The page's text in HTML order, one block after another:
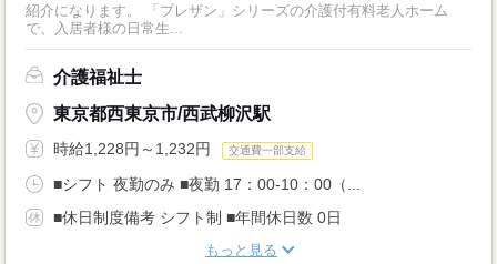
紹介になります。 「プレザン」シリーズの介護付有料老人ホーム
で、入居者様の日常生...
介護福祉士
東京都西東京市/西武柳沢駅
時給1,228円～1,232円 交通費一部支給
■シフト 夜勤のみ ■夜勤 17：00-10：00（...
■休日制度備考 シフト制 ■年間休日数 0日
もっと見る